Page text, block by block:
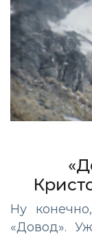
Ну
«Довод».